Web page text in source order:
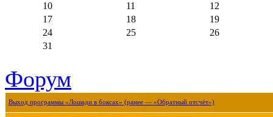
10
11
12
17
18
19
24
25
26
31
Форум
Выход программы «Лошади в боксах» (ранее — «Обратный отсчёт»)